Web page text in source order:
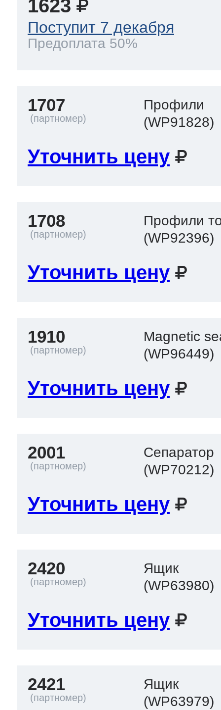
1623
Поступит 7 декабря
Предоплата 50%
1707
Профили
(WP91828)
Уточнить цену
1708
Профили
(WP92396)
Уточнить цену
1910
Magnetic
(WP96449)
Уточнить цену
2001
Сепаратор
(WP70212)
Уточнить цену
2420
Ящик
(WP63980)
Уточнить цену
2421
Ящик
(WP63979)